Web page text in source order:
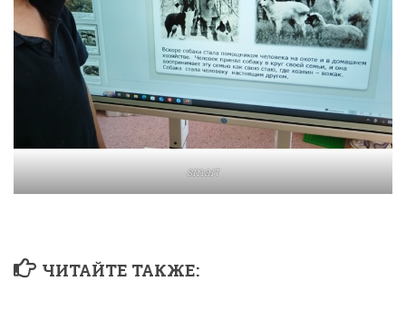
smart
ЧИТАЙТЕ ТАКЖЕ: